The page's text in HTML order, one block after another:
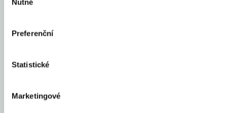
souhlasu
Nutné
Preferenční
Statistické
Marketingové